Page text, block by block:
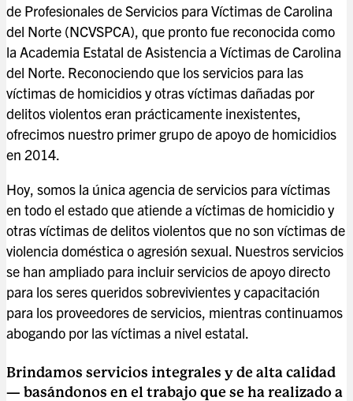
de Profesionales de Servicios para Víctimas de Carolina
del Norte (NCVSPCA), que pronto fue reconocida como
la Academia Estatal de Asistencia a Víctimas de Carolina
del Norte. Reconociendo que los servicios para las
víctimas de homicidios y otras víctimas dañadas por
delitos violentos eran prácticamente inexistentes,
ofrecimos nuestro primer grupo de apoyo de homicidios
en 2014.
Hoy, somos la única agencia de servicios para víctimas
en todo el estado que atiende a víctimas de homicidio y
otras víctimas de delitos violentos que no son víctimas de
violencia doméstica o agresión sexual. Nuestros servicios
se han ampliado para incluir servicios de apoyo directo
para los seres queridos sobrevivientes y capacitación
para los proveedores de servicios, mientras continuamos
abogando por las víctimas a nivel estatal.
Brindamos servicios integrales y de alta calidad
— basándonos en el trabajo que se ha realizado a